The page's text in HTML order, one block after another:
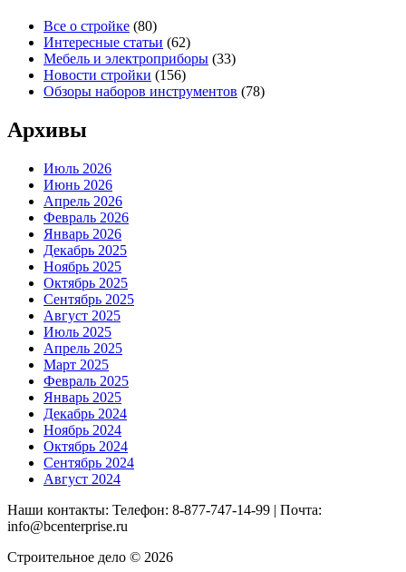
Все о стройке (80)
Интересные статьи (62)
Мебель и электроприборы (33)
Новости стройки (156)
Обзоры наборов инструментов (78)
Архивы
Июль 2026
Июнь 2026
Апрель 2026
Февраль 2026
Январь 2026
Декабрь 2025
Ноябрь 2025
Октябрь 2025
Сентябрь 2025
Август 2025
Июль 2025
Апрель 2025
Март 2025
Февраль 2025
Январь 2025
Декабрь 2024
Ноябрь 2024
Октябрь 2024
Сентябрь 2024
Август 2024
Наши контакты: Телефон: 8-877-747-14-99 | Почта:
info@bcenterprise.ru
Строительное дело © 2026